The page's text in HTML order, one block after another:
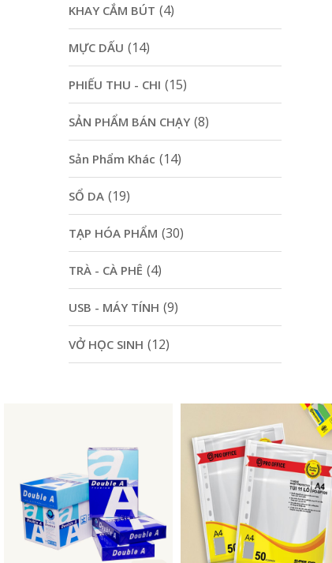
KHAY CẮM BÚT (4)
MỰC DẤU (14)
PHIẾU THU - CHI (15)
SẢN PHẨM BÁN CHẠY (8)
Sản Phẩm Khác (14)
SỔ DA (19)
TẠP HÓA PHẨM (30)
TRÀ - CÀ PHÊ (4)
USB - MÁY TÍNH (9)
VỞ HỌC SINH (12)